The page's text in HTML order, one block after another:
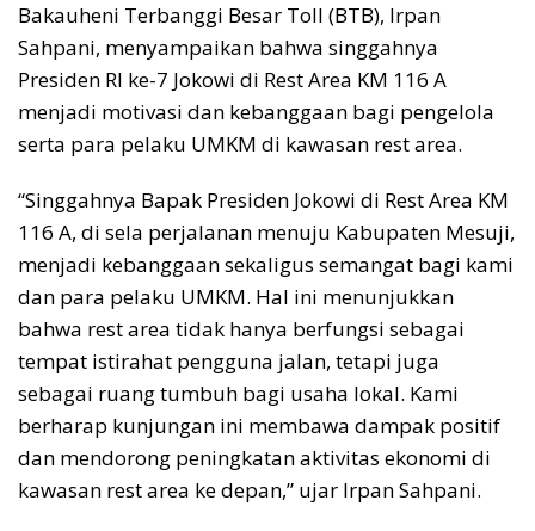
Bakauheni Terbanggi Besar Toll (BTB), Irpan
Sahpani, menyampaikan bahwa singgahnya
Presiden RI ke-7 Jokowi di Rest Area KM 116 A
menjadi motivasi dan kebanggaan bagi pengelola
serta para pelaku UMKM di kawasan rest area.
“Singgahnya Bapak Presiden Jokowi di Rest Area KM
116 A, di sela perjalanan menuju Kabupaten Mesuji,
menjadi kebanggaan sekaligus semangat bagi kami
dan para pelaku UMKM. Hal ini menunjukkan
bahwa rest area tidak hanya berfungsi sebagai
tempat istirahat pengguna jalan, tetapi juga
sebagai ruang tumbuh bagi usaha lokal. Kami
berharap kunjungan ini membawa dampak positif
dan mendorong peningkatan aktivitas ekonomi di
kawasan rest area ke depan,” ujar Irpan Sahpani.